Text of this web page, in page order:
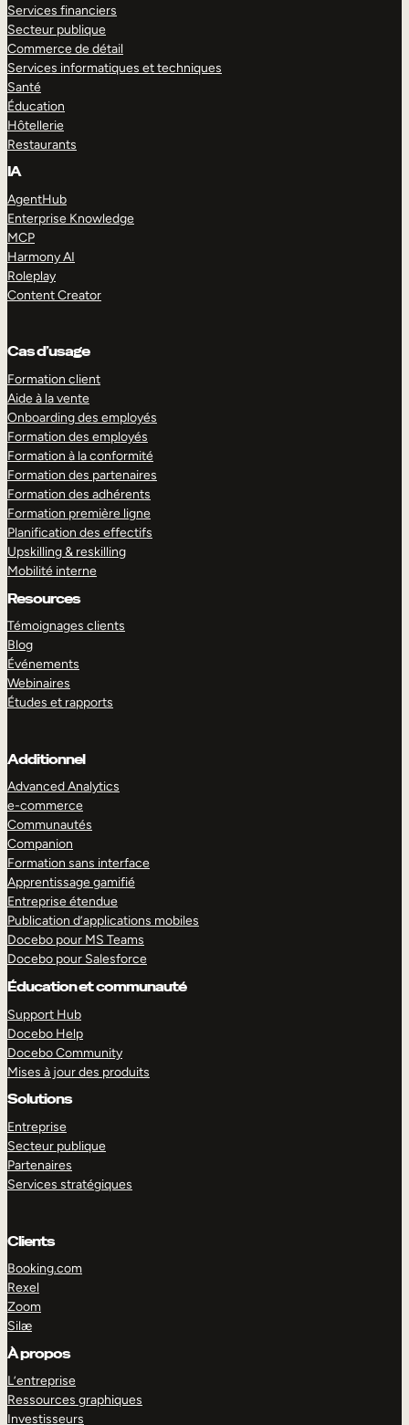
Services financiers
Secteur publique
Commerce de détail
Services informatiques et techniques
Santé
Éducation
Hôtellerie
Restaurants
IA
AgentHub
Enterprise Knowledge
MCP
Harmony AI
Roleplay
Content Creator
Cas d’usage
Formation client
Aide à la vente
Onboarding des employés
Formation des employés
Formation à la conformité
Formation des partenaires
Formation des adhérents
Formation première ligne
Planification des effectifs
Upskilling & reskilling
Mobilité interne
Resources
Témoignages clients
Blog
Événements
Webinaires
Études et rapports
Additionnel
Advanced Analytics
e-commerce
Communautés
Companion
Formation sans interface
Apprentissage gamifié
Entreprise étendue
Publication d’applications mobiles
Docebo pour MS Teams
Docebo pour Salesforce
Éducation et communauté
Support Hub
Docebo Help
Docebo Community
Mises à jour des produits
Solutions
Entreprise
Secteur publique
Partenaires
Services stratégiques
Clients
Booking.com
Rexel
Zoom
Silæ
À propos
L’entreprise
Ressources graphiques
Investisseurs